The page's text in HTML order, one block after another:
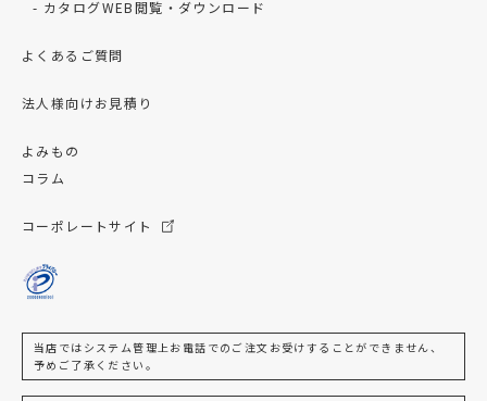
カタログWEB閲覧・ダウンロード
よくあるご質問
法人様向けお見積り
よみもの
コラム
コーポレートサイト
当店ではシステム管理上お電話でのご注文お受けすることができません、
予めご了承ください。